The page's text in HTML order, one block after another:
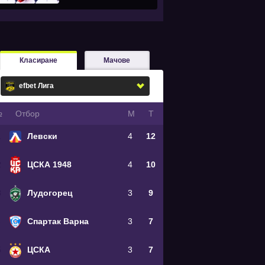
Класиране Мачове
Oтбор М Т
Левски 4 12
ЦСКА 1948 4 10
Лудогорец 3 9
Спартак Варна 3 7
ЦСКА 3 7